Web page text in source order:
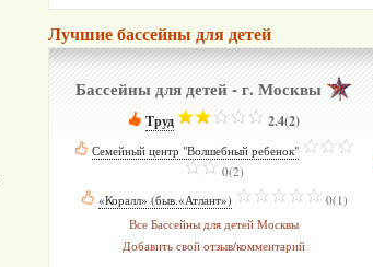
Лучшие бассейны для детей
Бассейны для детей - г. Москвы
Труд 2.4(2)
Семейный центр "Волшебный ребенок"­
0(2)
«Коралл» (быв.«Атлант»)
0(1)
Все Бассейны для детей Москвы
Добавить свой отзыв/комментарий